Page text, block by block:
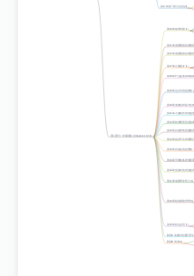
附录A 实践中的道氏理论
第43章 持之以恒
第42章 组合风险管理[1]
第41章 实际资金投入 [1]
第40章 交易中的资金使用
第38章 平衡的多样化配置
第34章 战术方法的简要
第33章 从战术角度看图
第32章 技术图表形态的测
第31章 不要将所有鸡蛋
第29章 运行中的趋势线
第28章 什么是底部和顶部
第27章 止损指令[1]
第22章 选择要跟踪绘图
第21章 选择要跟踪绘图
第17章 第一部分总结
第二部分：交易战法 (Chapters 18-43)